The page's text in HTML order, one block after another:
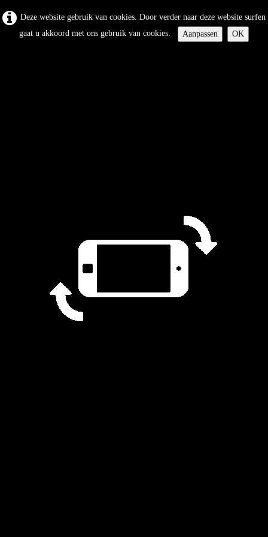
Deze website gebruik van cookies. Door verder naar deze website surfen
gaat u akkoord met ons gebruik van cookies.
Aanpassen OK